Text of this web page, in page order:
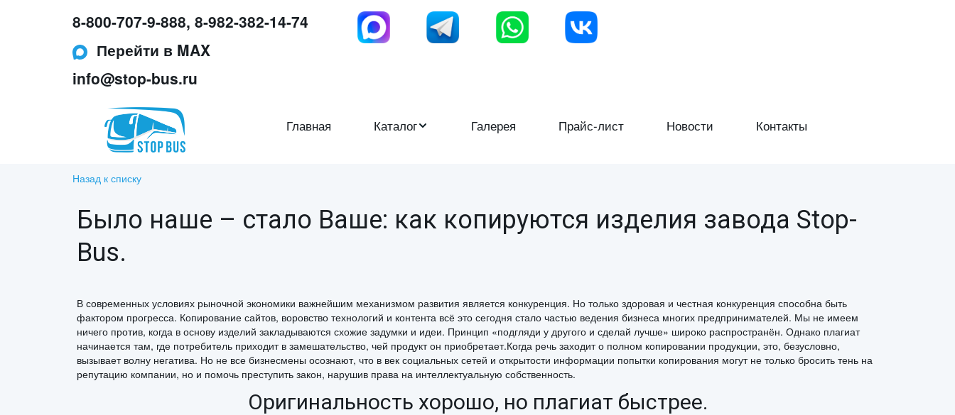
8-800-707-9-888, 8-982-382-14-74
Перейти в MAX
info@stop-bus.ru
Главная Каталог Галерея Прайс-лист Новости Контакты
Назад к списку
Было наше – стало Ваше: как копируются изделия завода Stop-
Bus.
В современных условиях рыночной экономики важнейшим механизмом развития является конкуренция. Но только здоровая и честная конкуренция способна быть
фактором прогресса. Копирование сайтов, воровство технологий и контента всё это сегодня стало частью ведения бизнеса многих предпринимателей. Мы не имеем
ничего против, когда в основу изделий закладываются схожие задумки и идеи. Принцип «подгляди у другого и сделай лучше» широко распространён. Однако плагиат
начинается там, где потребитель приходит в замешательство, чей продукт он приобретает.Когда речь заходит о полном копировании продукции, это, безусловно,
вызывает волну негатива. Но не все бизнесмены осознают, что в век социальных сетей и открытости информации попытки копирования могут не только бросить тень на
репутацию компании, но и помочь преступить закон, нарушив права на интеллектуальную собственность.
Оригинальность хорошо, но плагиат быстрее.